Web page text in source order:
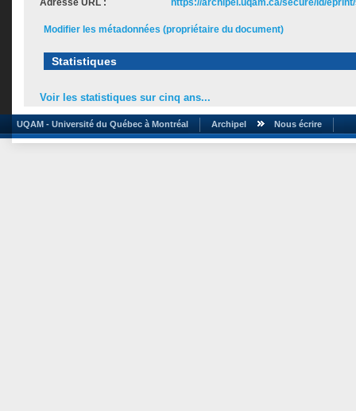
Adresse URL : https://archipel.uqam.ca/secure/id/
Modifier les métadonnées (propriétaire du document)
Statistiques
Voir les statistiques sur cinq ans...
UQAM - Université du Québec à Montréal Archipel Nous écrire